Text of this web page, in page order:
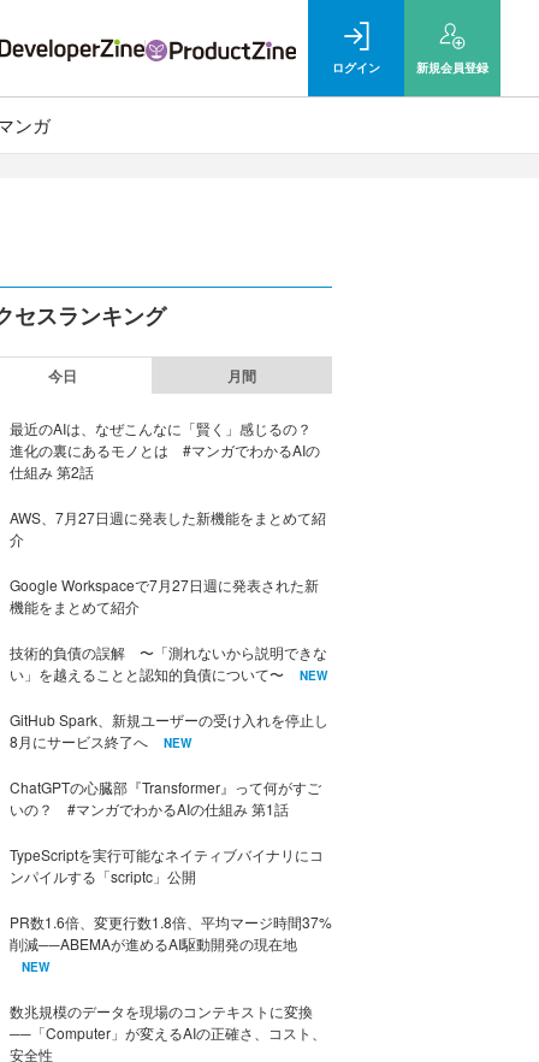
ログイン 新規会員登録
ンガ
セスランキング
今日 月間
最近のAIは、なぜこんなに「賢く」感じるの？
進化の裏にあるモノとは #マンガでわかるAIの
仕組み 第2話
AWS、7月27日週に発表した新機能をまとめて紹
介
Google Workspaceで7月27日週に発表された新
機能をまとめて紹介
技術的負債の誤解 〜「測れないから説明できな
い」を越えることと認知的負債について〜
NEW
GitHub Spark、新規ユーザーの受け入れを停止し
8月にサービス終了へ
NEW
ChatGPTの心臓部『Transformer』って何がすご
いの？ #マンガでわかるAIの仕組み 第1話
TypeScriptを実行可能なネイティブバイナリにコ
ンパイルする「scriptc」公開
PR数1.6倍、変更行数1.8倍、平均マージ時間37%
削減──ABEMAが進めるAI駆動開発の現在地
NEW
数兆規模のデータを現場のコンテキストに変換
──「Computer」が変えるAIの正確さ、コスト、
安全性